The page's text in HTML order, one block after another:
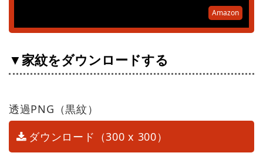
Amazon
▼家紋をダウンロードする
透過PNG（黒紋）
ダウンロード（300 x 300）